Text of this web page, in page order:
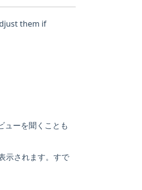
them if
ューを聞くことも
示されます。すで